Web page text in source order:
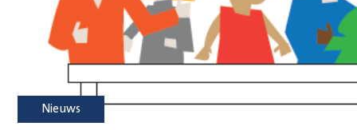
Nieuws